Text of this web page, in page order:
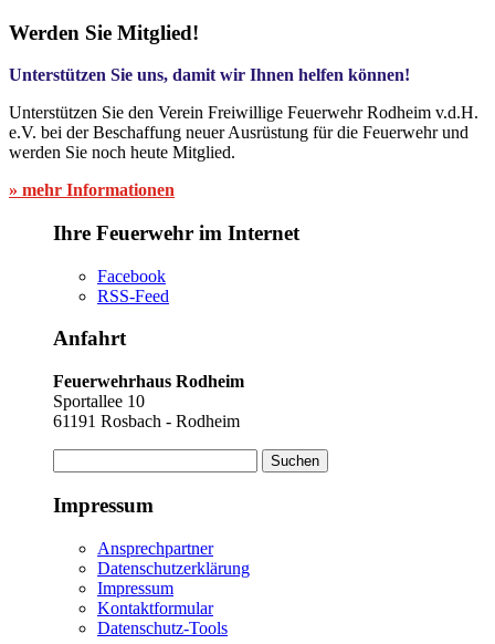
Werden Sie Mitglied!
Unterstützen Sie uns, damit wir Ihnen helfen können!
Unterstützen Sie den Verein Freiwillige Feuerwehr Rodheim v.d.H.
e.V. bei der Beschaffung neuer Ausrüstung für die Feuerwehr und
werden Sie noch heute Mitglied.
» mehr Informationen
Ihre Feuerwehr im Internet
Facebook
RSS-Feed
Anfahrt
Feuerwehrhaus Rodheim
Sportallee 10
61191 Rosbach - Rodheim
nach:
Impressum
Ansprechpartner
Datenschutzerklärung
Impressum
Kontaktformular
Datenschutz-Tools